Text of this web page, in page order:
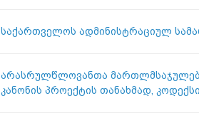
საქართველოს ადმინისტრაციულ
არასრულწლოვანთა
კანონის პროექტის თანახმად,